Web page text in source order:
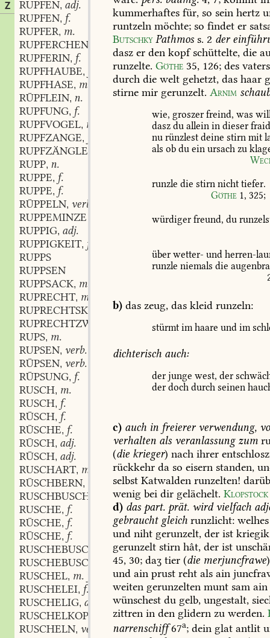
Z
RUPFEN, adj.
RUPFEN, f.
RUPFER, m.
RUPFERCHEN
RUPFERIN, f.
RUPFHAUBE,
RUPFHASE, m.
RÜPFLEIN, n.
RUPFUNG, f.
RUPFVOGEL, m.
RUPFZANGE,
RUPFZÄNGLEIN
RUPP, n.
RUPPE, f.
RUPPE, f.
RÜPPELN, verb.
RUPPEMINZE
RUPPIG, adj.
RUPPIGKEIT, f.
RUPPS
RUPPSEN
RUPPSACK, m.
RUPRECHT, m.
RUPRECHTSKRAUT,n.
RUPRECHTZWILLING
RUPS, m.
RUPSEN, verb.
RÜPSEN, verb.
RÜPSUNG, f.
RUSCH, m.
RUSCH, f.
RÜSCH, f.
RÜSCHE, f.
RÜSCH, adj.
RÜSCH, adj.
RUSCHART, m.
RÜSCHBERN,
RUSCHBUSCH
RUSCHE, f.
RÜSCHE, f.
RÜSCHE, f.
RUSCHEBUSCHE
RUSCHEBUSCHIG
,adj.
RUSCHEL, m. f.
RUSCHELEI, f.
RUSCHELIG, adj.
RUSCHELKOPF
RUSCHELN, verb.
kummerhaftes für, so sein hertz
runtzeln möchte; so findet er
Butschky Pathmos s. 2 der
dasz er den kopfschüttelte, die
runzelte. Göthe 35, 126; des vaters
durch die welt gehetzt, das haar
stirne mir gerunzelt. Arnim
wie, groszer freind, was
dasz du allein in dieser
nu rünzlest deine stirn mit
als ob du ein ursach zu
runzle die stirn nicht tiefer.
Göthe 1, 325;
würdiger freund, du
über wetter- und herren-
runzle niemals die
b) das zeug, das kleid runzeln:
stürmt imhaare und im
dichterisch auch:
der junge west, der
der doch durch seinen
c) auch in freiererverwendung,
verhalten als veranlassungzum
(die krieger) nach ihrer
rückkehr da so eisern standen,
selbst Katwalden runzelten!
wenig bei dir gelächelt. Klopstock
d) das part. prät. wirdvielfach
gebrauchtgleich runzlicht: welhes
und niht gerunzelt, der ist kriegik
gerunzelt stirn hât, der ist
45, 30; daʒ tier (die merjuncfrawe)
und ain prust reht als ain
weiten gerunzelten munt sam ain
wünschest du gelb, ungestalt,
zittren in den glidern zu werden.
narrenschiff 67a; dein glat antlit